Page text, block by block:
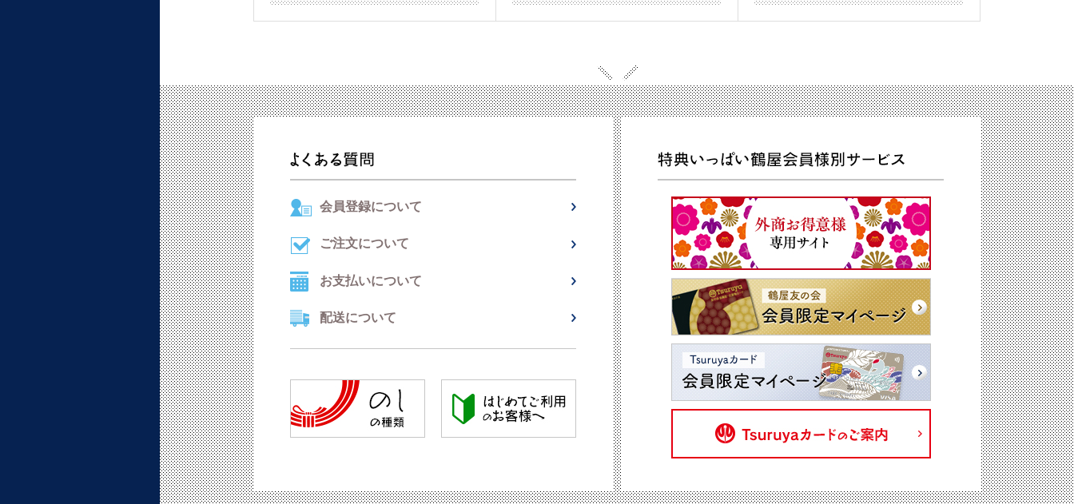
会員登録について
ご注文について
お支払いについて
配送について